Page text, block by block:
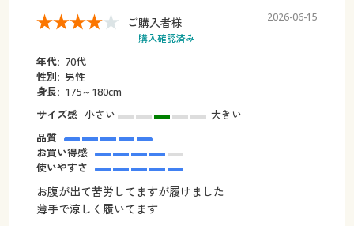
ご購入者様
購入確認済み
2026-06-15
年代: 70代
性別: 男性
身長: 175～180cm
サイズ感 小さい
大きい
品質
お買い得感
使いやすさ
お腹が出て苦労してますが履けました
薄手で涼しく履いてます